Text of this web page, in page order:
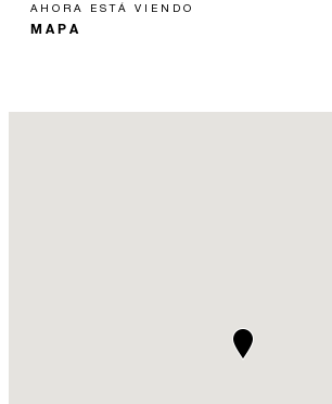
AHORA ESTÁ VIENDO